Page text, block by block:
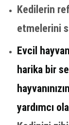
Kedilerin
etmelerini
Evcil
harika bir
yardımcı